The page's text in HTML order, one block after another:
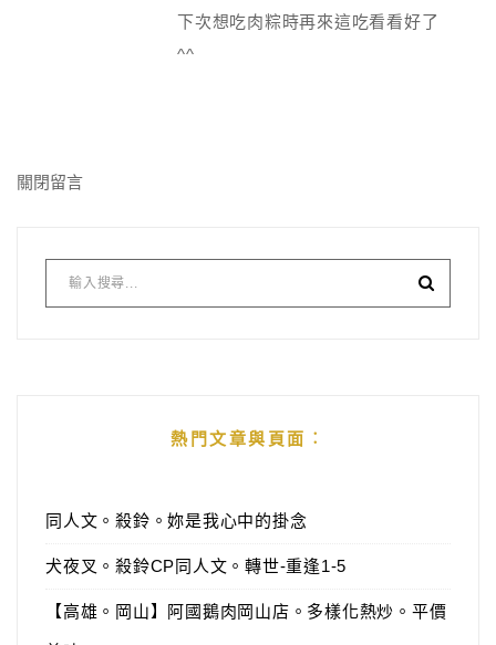
下次想吃肉粽時再來這吃看看好了
^^
關閉留言
熱門文章與頁面︰
同人文。殺鈴。妳是我心中的掛念
犬夜叉。殺鈴CP同人文。轉世-重逢1-5
【高雄。岡山】阿國鵝肉岡山店。多樣化熱炒。平價